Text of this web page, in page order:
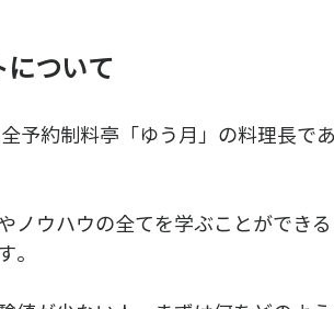
について
予約制料亭「ゆう月」の料理長で
ノウハウの全てを学ぶことができ
。